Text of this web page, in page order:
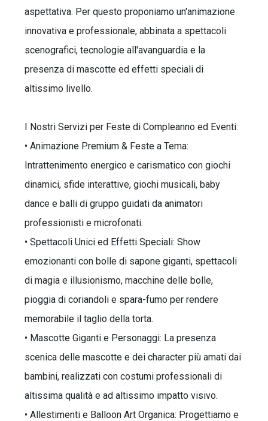
aspettativa. Per questo proponiamo un'animazione
innovativa e professionale, abbinata a spettacoli
scenografici, tecnologie all'avanguardia e la
presenza di mascotte ed effetti speciali di
altissimo livello.
I Nostri Servizi per Feste di Compleanno ed Eventi:
• Animazione Premium & Feste a Tema:
Intrattenimento energico e carismatico con giochi
dinamici, sfide interattive, giochi musicali, baby
dance e balli di gruppo guidati da animatori
professionisti e microfonati.
• Spettacoli Unici ed Effetti Speciali: Show
emozionanti con bolle di sapone giganti, spettacoli
di magia e illusionismo, macchine delle bolle,
pioggia di coriandoli e spara-fumo per rendere
memorabile il taglio della torta.
• Mascotte Giganti e Personaggi: La presenza
scenica delle mascotte e dei character più amati dai
bambini, realizzati con costumi professionali di
altissima qualità e ad altissimo impatto visivo.
• Allestimenti e Balloon Art Organica: Progettiamo e